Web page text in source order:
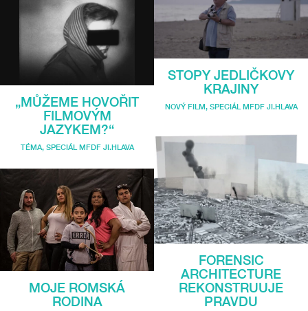
„MŮŽEME HOVOŘIT
FILMOVÝM
JAZYKEM?“
TÉMA, SPECIÁL MFDF JI.HLAVA
MOJE ROMSKÁ
RODINA
STOPY JEDLIČKOVY
KRAJINY
NOVÝ FILM, SPECIÁL MFDF JI.HLAVA
FORENSIC
ARCHITECTURE
REKONSTRUUJE
PRAVDU